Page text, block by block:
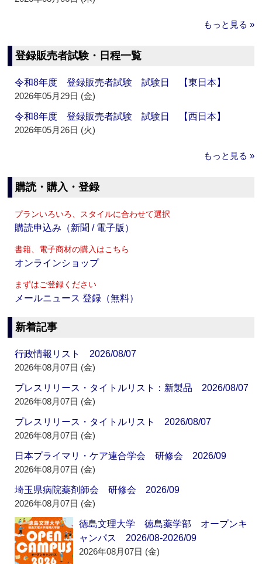
もっと見る »
登録販売者試験・日程一覧
令和8年度 登録販売者試験 試験日 【東日本】
2026年05月29日 (金)
令和8年度 登録販売者試験 試験日 【西日本】
2026年05月26日 (火)
もっと見る »
購読・購入・登録
プランいろいろ、スタイルに合わせて選択
購読申込み（新聞 / 電子版）
書籍、電子商材の購入はこちら
オンラインショップ
まずはご登録ください
メールニュース 登録（無料）
新着記事
行政情報リスト 2026/08/07
2026年08月07日 (金)
プレスリリース・タイトルリスト：新製品 2026/08/07
2026年08月07日 (金)
プレスリリース・タイトルリスト 2026/08/07
2026年08月07日 (金)
日本プライマリ・ケア連合学会 研修会 2026/09
2026年08月07日 (金)
埼玉県病院薬剤師会 研修会 2026/09
2026年08月07日 (金)
徳島文理大学 徳島薬学部 オープンキ
ャンパス 2026/08-2026/09
2026年08月07日 (金)